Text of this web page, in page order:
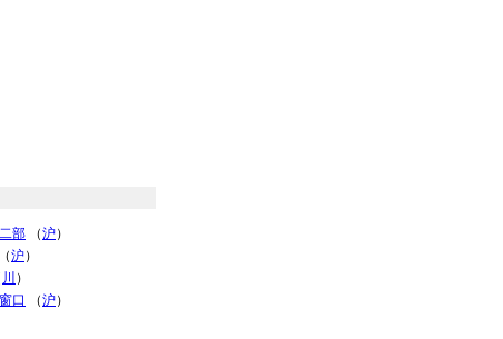
部 （沪）
（沪）
川 ）
口
（沪）